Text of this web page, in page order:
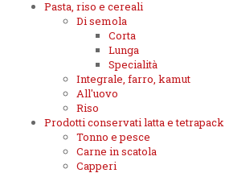
Pasta, riso e cereali
Di semola
Corta
Lunga
Specialità
Integrale, farro, kamut
All'uovo
Riso
Prodotti conservati latta e tetrapack
Tonno e pesce
Carne in scatola
Capperi